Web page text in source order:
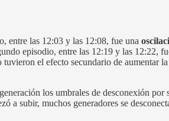
entre las 12:03 y las 12:08, fue una
episodio, entre las 12:19 y las 12:22,
el efecto secundario de aumentar
los umbrales de desconexión por
a subir, muchos generadores se